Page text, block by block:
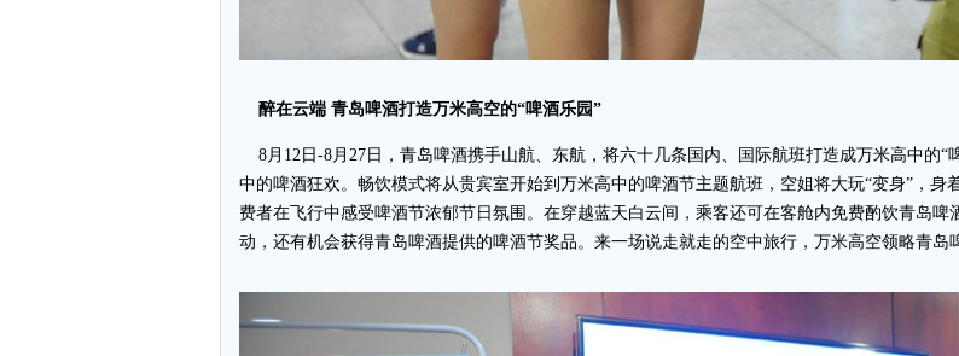
醉在云端 青岛啤酒打造万米高空的“啤酒乐园”
8月12日-8月27日，青岛啤酒携手山航、东航，将六十几条国内、国际航班打造成万米高中的“
中的啤酒狂欢。畅饮模式将从贵宾室开始到万米高中的啤酒节主题航班，空姐将大玩“变身”，
费者在飞行中感受啤酒节浓郁节日氛围。在穿越蓝天白云间，乘客还可在客舱内免费酌饮青岛
动，还有机会获得青岛啤酒提供的啤酒节奖品。来一场说走就走的空中旅行，万米高空领略青岛